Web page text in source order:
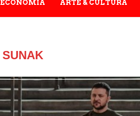
ECONOMIA ARTE & CULTURA
SUNAK